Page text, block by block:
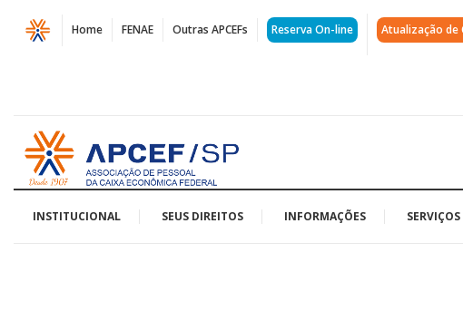
Página
Excursão
Ubatuba:
venha
curtir
Home FENAE Outras APCEFs Reserva On-line Atualização de
Acessar
página
inicial
INSTITUCIONAL SEUS DIREITOS INFORMAÇÕES SERVIÇOS